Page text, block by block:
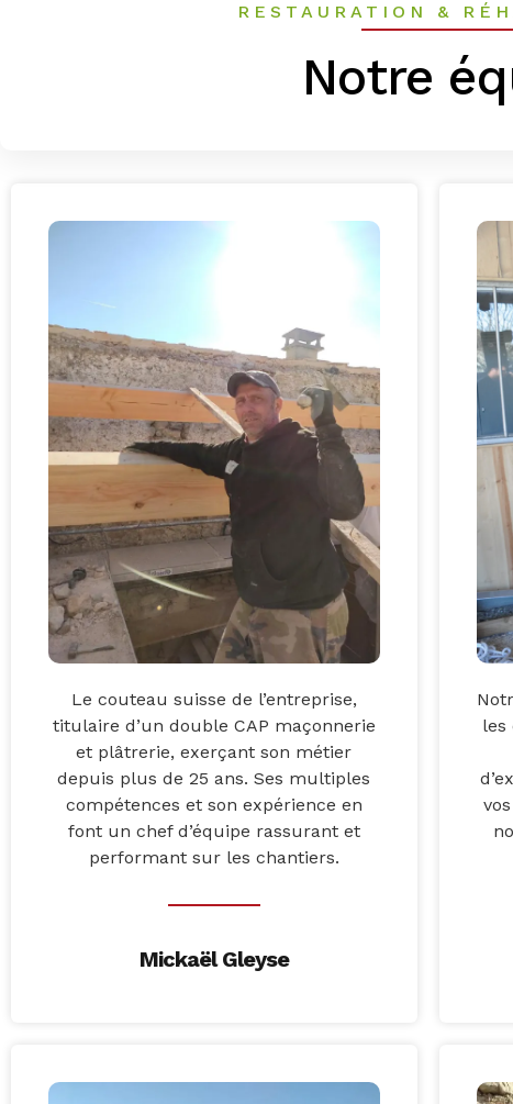
RESTAURATION &
Notre
Le couteau suisse de l’entreprise,
titulaire d’un double CAP maçonnerie
et plâtrerie, exerçant son métier
depuis plus de 25 ans. Ses multiples
compétences et son expérience en
font un chef d’équipe rassurant et
performant sur les chantiers.
Mickaël Gleyse
les